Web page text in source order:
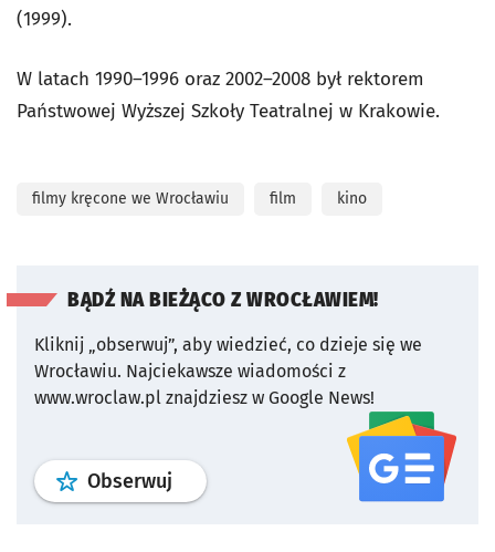
(1999).
W latach 1990–1996 oraz 2002–2008 był rektorem
Państwowej Wyższej Szkoły Teatralnej w Krakowie.
filmy kręcone we Wrocławiu film kino
BĄDŹ NA BIEŻĄCO Z WROCŁAWIEM!
Kliknij „obserwuj”, aby wiedzieć, co dzieje się we
Wrocławiu. Najciekawsze wiadomości z
www.wroclaw.pl znajdziesz w Google News!
Obserwuj profil serwisu